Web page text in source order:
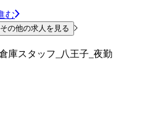
む
の他の求人を見る
庫スタッフ_八王子_夜勤